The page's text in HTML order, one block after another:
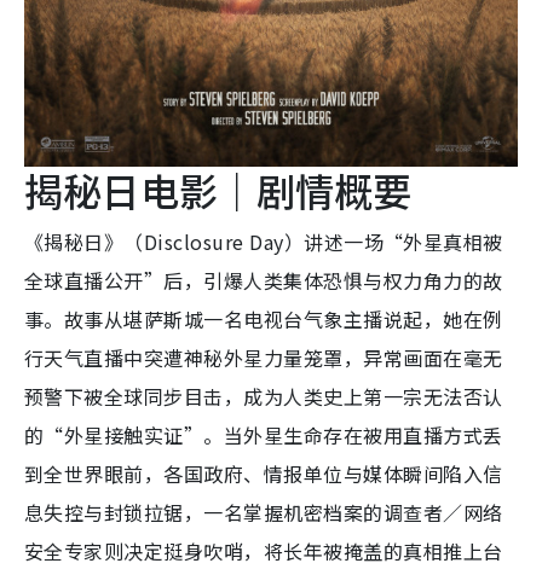
揭秘日电影｜剧情概要
《揭秘日》（Disclosure Day）讲述一场“外星真相被
全球直播公开”后，引爆人类集体恐惧与权力角力的故
事。故事从堪萨斯城一名电视台气象主播说起，她在例
行天气直播中突遭神秘外星力量笼罩，异常画面在毫无
预警下被全球同步目击，成为人类史上第一宗无法否认
的“外星接触实证”。当外星生命存在被用直播方式丢
到全世界眼前，各国政府、情报单位与媒体瞬间陷入信
息失控与封锁拉锯，一名掌握机密档案的调查者／网络
安全专家则决定挺身吹哨，将长年被掩盖的真相推上台